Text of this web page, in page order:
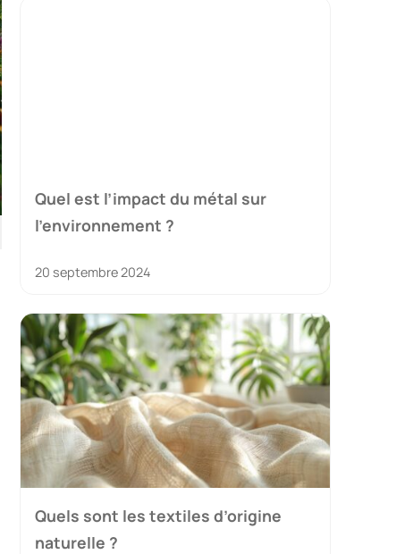
Quel est l’impact du métal sur
l’environnement ?
20 septembre 2024
Quels sont les textiles d’origine
naturelle ?